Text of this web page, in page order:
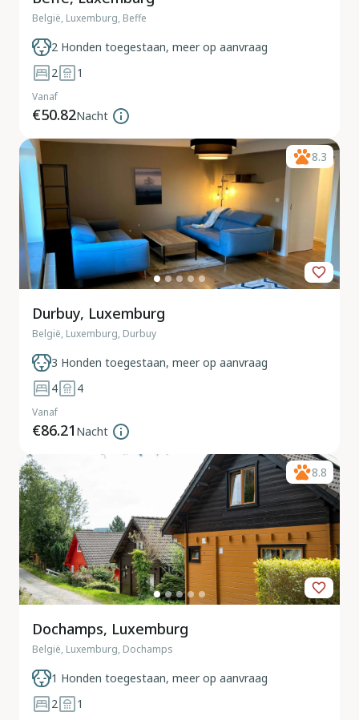
België, Luxemburg, Beffe
2 Honden toegestaan, meer op aanvraag
2
1
Vanaf
€50.82Nacht
8.3
Durbuy, Luxemburg
België, Luxemburg, Durbuy
3 Honden toegestaan, meer op aanvraag
4
4
Vanaf
€86.21 Nacht
8.8
Dochamps, Luxemburg
België, Luxemburg, Dochamps
1 Honden toegestaan, meer op aanvraag
2
1